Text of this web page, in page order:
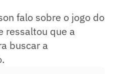
falo sobre o jogo do
ressaltou que a
buscar a